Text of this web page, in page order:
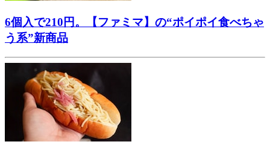
6個入で210円。【ファミマ】の“ポイポイ食べちゃ
う系”新商品